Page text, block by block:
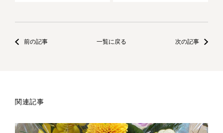
前の記事 一覧に戻る 次の記事
関連記事